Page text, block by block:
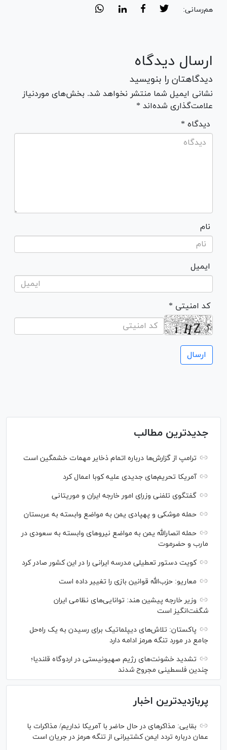
هم‌رسانی:
ارسال دیدگاه
دیدگاهتان را بنویسید
نشانی ایمیل شما منتشر نخواهد شد. بخش‌های موردنیاز
علامت‌گذاری شده‌اند *
* دیدگاه
نام
ایمیل
* کد امنیتی
جدیدترین مطالب
ترامپ از گزارش‌ها درباره اتمام ذخایر مهمات خشمگین است
آمریکا تحریم‌های جدیدی علیه کوبا اعمال کرد
گفتگوی تلفنی وزرای امور خارجه ایران و موریتانی
حمله موشکی و پهپادی یمن به مواضع وابسته به عربستان
حمله انصارالله یمن به مواضع نیرو‌های وابسته به سعودی در
مارب و حضرموت
کویت دستور تعطیلی مدرسه ایرانی را در این کشور صادر کرد
معاریو: حزب‌الله قوانین بازی را تغییر داده است
وزیر خارجه پیشین هند: توانایی‌های نظامی ایران
شگفت‌انگیز است
پاکستان: تلاش‌های دیپلماتیک برای رسیدن به یک راه‌حل
جامع در مورد تنگه هرمز ادامه دارد
تشدید خشونت‌های رژیم صهیونیستی در اردوگاه قلندیا؛
چندین فلسطینی مجروح شدند
پربازدیدترین اخبار
بقایی: مذاکره‎ای در حال حاضر با آمریکا نداریم/ مذاکرات با
عمان درباره تردد ایمن کشتیرانی از تنگه هرمز در جریان است